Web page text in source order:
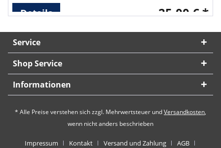
20 Stück 25,00 € *
Details
Service
Shop Service
Informationen
* Alle Preise verstehen sich zzgl. Mehrwertsteuer undVersandkosten,
wenn nicht anders beschrieben
Impressum Kontakt Versand und Zahlung
AGB